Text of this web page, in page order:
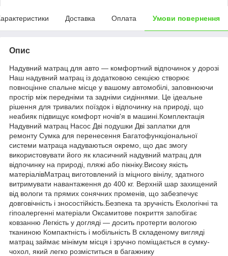
Доставка Оплата Умови повернення
Опис
Надувний матрац для авто — комфортний відпочинок у дорозі
Наш надувний матрац із додатковою секцією створює
повноцінне спальне місце у вашому автомобілі, заповнюючи
простір між передніми та задніми сидіннями. Це ідеальне
рішення для тривалих поїздок і відпочинку на природі, що
неабияк підвищує комфорт ночів'я в машині.Комплектація
Надувний матрац Насос Дві подушки Дві заплатки для
ремонту Сумка для перенесення Багатофункціональної
системи матраца надуваються окремо, що дає змогу
використовувати його як класичний надувний матрац для
відпочинку на природі, пляжі або пікніку.Високу якість
матеріалівМатрац виготовлений із міцного вінілу, здатного
витримувати навантаження до 400 кг. Верхній шар захищений
від вологи та прямих сонячних променів, що забезпечує
довговічність і зносостійкість.Безпека та зручність Екологічні та
гіпоалергенні матеріали Оксамитове покриття запобігає
ковзанню Легкість у догляді — досить протерти вологою
тканиною Компактність і мобільність В складеному вигляді
матрац займає мінімум місця і зручно поміщається в сумку-
чохол, який легко розміститься в багажнику